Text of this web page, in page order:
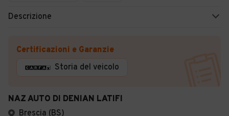
Descrizione
Certificazioni e Garanzie
Storia del veicolo
NAZ AUTO DI DENIAN LATIFI
Brescia (BS)